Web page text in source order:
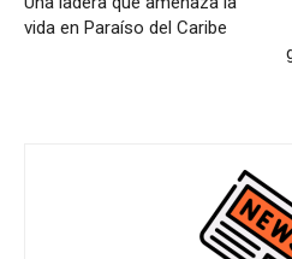
vida en Paraíso del Caribe